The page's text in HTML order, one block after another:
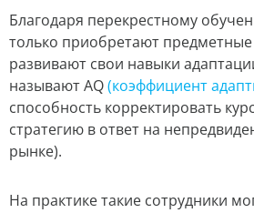
Благодаря перекрестному
только приобретают
развивают свои навыки
называют AQ(коэффициент
способность корректировать
стратегию в ответ на
рынке).
На практике такие сотрудники